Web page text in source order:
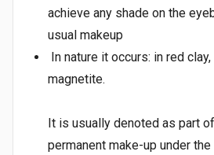
achieve any shade on the
usual makeup
In nature it occurs: in red
magnetite.
It is usually denoted as part
permanent make-up under